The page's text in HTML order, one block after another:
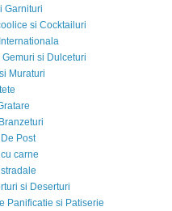
Garnituri
si Cocktailuri
si Dulceturi
Muraturi
Post
carne
si Deserturi
Panificatie si Patiserie